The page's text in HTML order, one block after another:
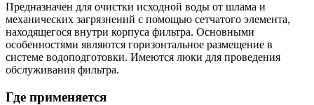
Предназначен для очистки исходной воды от шлама и
механических загрязнений с помощью сетчатого элемента,
находящегося внутри корпуса фильтра. Основными
особенностями являются горизонтальное размещение в
системе водоподготовки. Имеются люки для проведения
обслуживания фильтра.
Где применяется